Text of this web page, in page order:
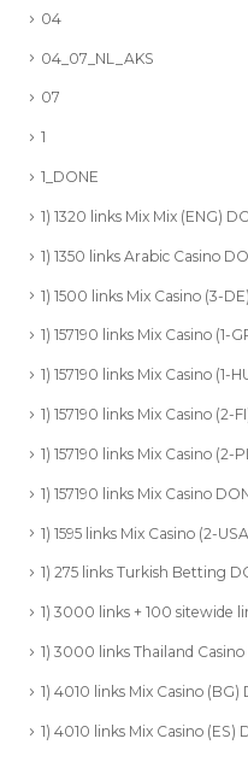
04
04_07_NL_AKS
07
1
1_DONE
1) 1320 links Mix Mix (ENG)
1) 1350 links Arabic Casino
1) 1500 links Mix Casino (3-
1) 157190 links Mix Casino (1-
1) 157190 links Mix Casino (1-
1) 157190 links Mix Casino (2-
1) 157190 links Mix Casino (2-
1) 157190 links Mix Casino
1) 1595 links Mix Casino (2-
1) 275 links Turkish Betting
1) 3000 links + 100 sitewide
1) 3000 links Thailand Casino
1) 4010 links Mix Casino (BG)
1) 4010 links Mix Casino (ES)